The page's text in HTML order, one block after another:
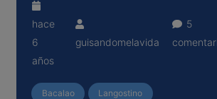
hace
6
años
guisandomelavida
5
Bacalao Langostino